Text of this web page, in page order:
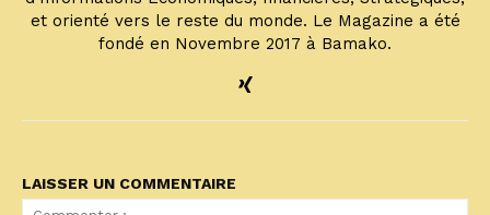
et orienté vers le reste du monde. Le Magazine a été
fondé en Novembre 2017 à Bamako.
LAISSER UN COMMENTAIRE